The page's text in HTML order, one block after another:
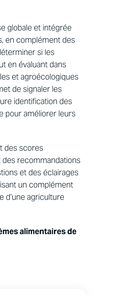
globale et intégrée
en complément des
si les
en évaluant dans
et agroécologiques
de signaler les
identification des
pour améliorer leurs
des scores
recommandations
et des éclairages
un complément
d’une agriculture
alimentaires de